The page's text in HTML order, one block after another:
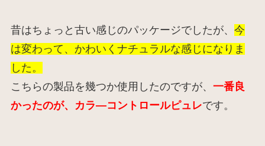
昔はちょっと古い感じのパッケージでしたが、 今
は変わって、かわいくナチュラルな感じになりま
した。
こちらの製品を幾つか使用したのですが、 一番良
かったのが、カラ―コントロールピュレです。